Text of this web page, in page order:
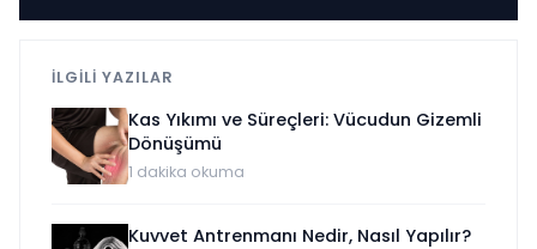
İLGİLİ YAZILAR
Kas Yıkımı ve Süreçleri: Vücudun Gizemli
Dönüşümü
1 dakika okuma
Kuvvet Antrenmanı Nedir, Nasıl Yapılır?